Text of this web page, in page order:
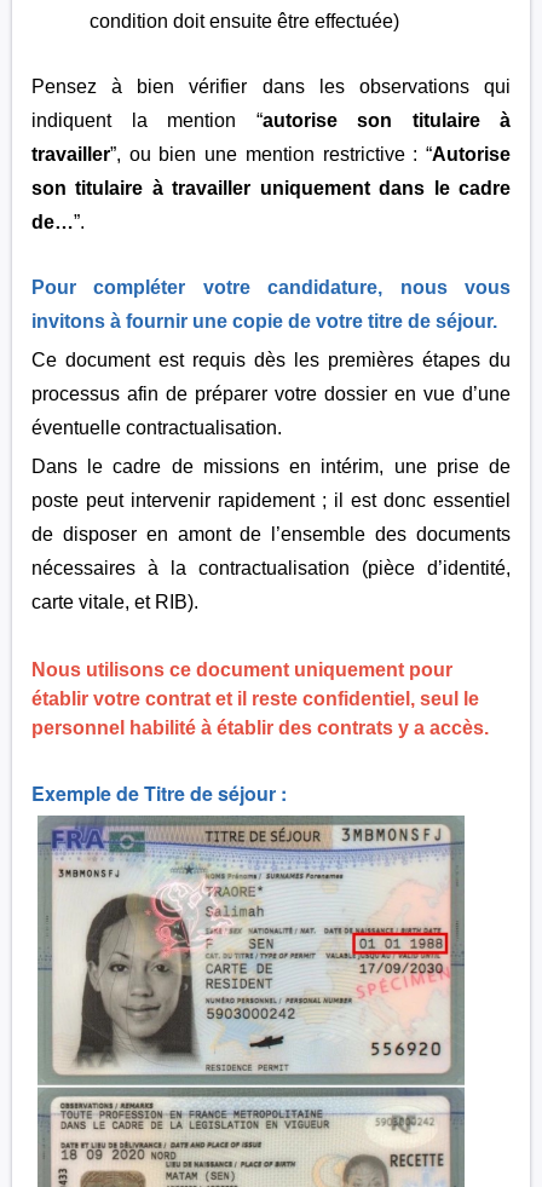
condition doit ensuite être effectuée)
Pensez à bien vérifier dans les observations qui
indiquent la mention “autorise son titulaire à
travailler”, ou bien une mention restrictive : “Autorise
son titulaire à travailler uniquement dans le cadre
de…”.
Pour compléter votre candidature, nous vous
invitons à fournir une copie de votre titre de séjour.
Ce document est requis dès les premières étapes du
processus afin de préparer votre dossier en vue d’une
éventuelle contractualisation.
Dans le cadre de missions en intérim, une prise de
poste peut intervenir rapidement ; il est donc essentiel
de disposer en amont de l’ensemble des documents
nécessaires à la contractualisation (pièce d’identité,
carte vitale, et RIB).
Nous utilisons ce document uniquement pour
établir votre contrat et il reste confidentiel, seul le
personnel habilité à établir des contrats y a accès.
Exemple de Titre de séjour :